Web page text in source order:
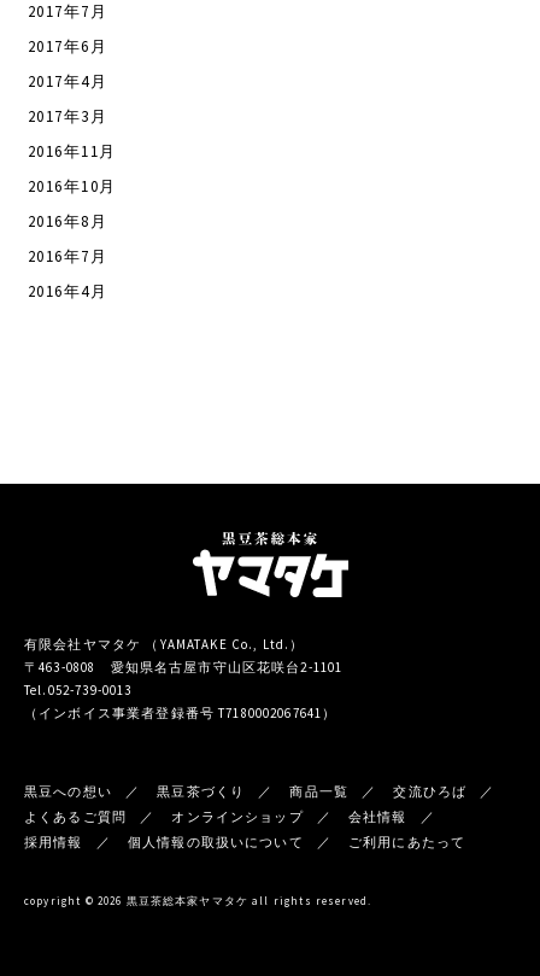
2017年7月
2017年6月
2017年4月
2017年3月
2016年11月
2016年10月
2016年8月
2016年7月
2016年4月
有限会社ヤマタケ （YAMATAKE Co., Ltd.）
〒463-0808 愛知県名古屋市守山区花咲台2-1101
Tel.052-739-0013
（インボイス事業者登録番号 T7180002067641）
黒豆への想い 黒豆茶づくり 商品一覧
交流ひろば
よくあるご質問
オンラインショップ
会社情報
採用情報
個人情報の取扱いについて ご利用にあたって
copyright © 2026 黒豆茶総本家ヤマタケ all rights reserved.